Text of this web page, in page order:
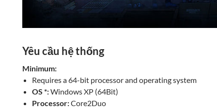
Yêu cầu hệ thống
Minimum:
Requires a 64-bit processor and operating system
OS *:Windows XP (64Bit)
Processor:Core2Duo